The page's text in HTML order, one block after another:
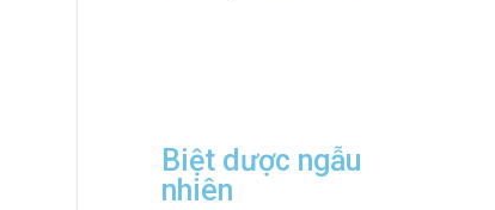
Biệt dược ngẫu
nhiên